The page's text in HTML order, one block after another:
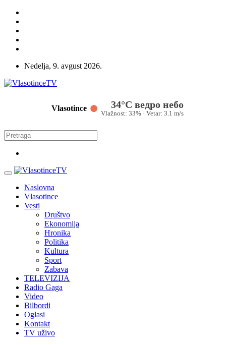
Nedelja, 9. avgust 2026.
Vlasotince 34°C ведро небо
Vlažnost: 33% · Vetar: 3.1 m/s
Naslovna
Vlasotince
Vesti
Društvo
Ekonomija
Hronika
Politika
Kultura
Sport
Zabava
TELEVIZIJA
Radio Gaga
Video
Bilbordi
Oglasi
Kontakt
TV uživo